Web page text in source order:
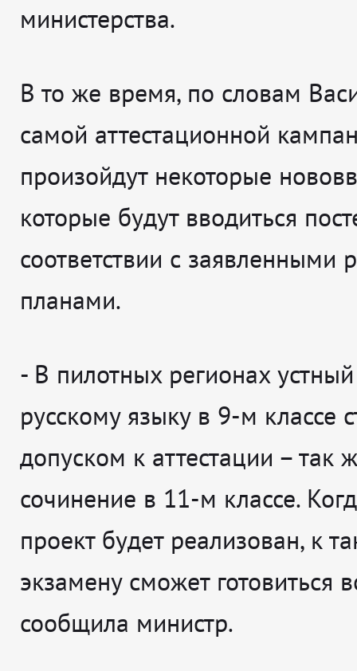
министерства.
В то же время, по словам
самой аттестационной
произойдут некоторые
которые будут вводиться
соответствии с заявленными
планами.
- В пилотных регионах
русскому языку в 9-м классе
допуском к аттестации – так
сочинение в 11-м классе.
проект будет реализован, к
экзамену сможет готовиться
сообщила министр.